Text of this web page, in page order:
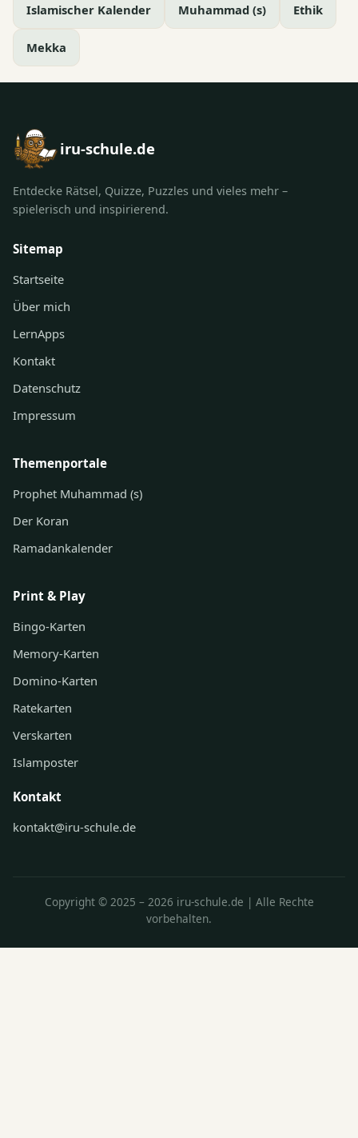
Islamischer Kalender Muhammad (s) Ethik
Mekka
iru-schule.de
Entdecke Rätsel, Quizze, Puzzles und vieles mehr –
spielerisch und inspirierend.
Sitemap
Startseite
Über mich
LernApps
Kontakt
Datenschutz
Impressum
Themenportale
Prophet Muhammad (s)
Der Koran
Ramadankalender
Print & Play
Bingo-Karten
Memory-Karten
Domino-Karten
Ratekarten
Verskarten
Islamposter
Kontakt
kontakt@iru-schule.de
Copyright © 2025 – 2026 iru-schule.de | Alle Rechte
vorbehalten.